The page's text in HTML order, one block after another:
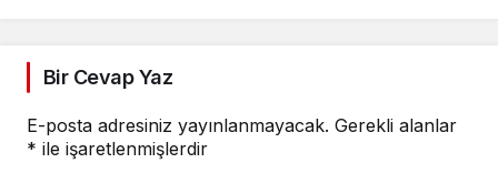
Bir Cevap Yaz
E-posta adresiniz yayınlanmayacak. Gerekli alanlar
* ile işaretlenmişlerdir